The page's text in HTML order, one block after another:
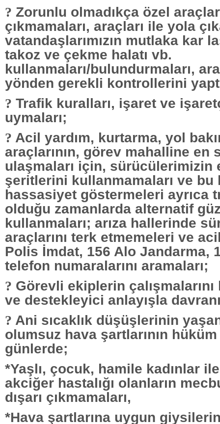
? Zorunlu olmadıkça özel
çıkmamaları, araçları ile yola
vatandaşlarımızın mutlaka kar
takoz ve çekme halatı vb.
kullanmaları/bulundurmaları,
yönden gerekli kontrollerini
? Trafik kuralları, işaret ve
uymaları;
? Acil yardım, kurtarma, yol
araçlarının, görev mahalline en
ulaşmaları için, sürücülerimizin
şeritlerini kullanmamaları ve bu
hassasiyet göstermeleri ayrıca
olduğu zamanlarda alternatif
kullanmaları; arıza hallerinde
araçlarını terk etmemeleri ve
Polis İmdat, 156 Alo Jandarma,
telefon numaralarını aramaları;
? Görevli ekiplerin çalışmalarını
ve destekleyici anlayışla
? Ani sıcaklık düşüşlerinin
olumsuz hava şartlarının
günlerde;
*Yaşlı, çocuk, hamile kadınlar
akciğer hastalığı olanların
dışarı çıkmamaları,
*Hava şartlarına uygun